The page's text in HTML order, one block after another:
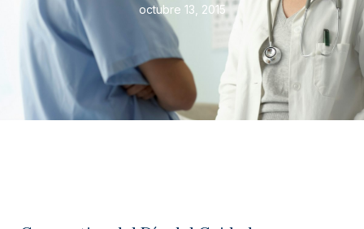
octubre 13, 2015